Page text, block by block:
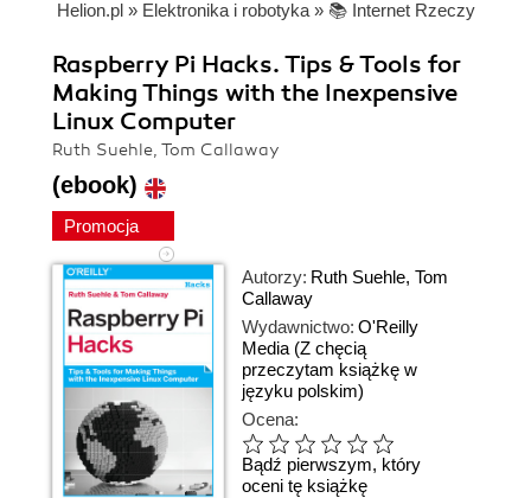
Helion.pl » Elektronika i robotyka » 📚 Internet Rzeczy
Raspberry Pi Hacks. Tips & Tools for
Making Things with the Inexpensive
Linux Computer
Ruth Suehle, Tom Callaway
(ebook)
Promocja
Autorzy: Ruth Suehle, Tom
Callaway
Wydawnictwo: O'Reilly
Media (Z chęcią
przeczytam książkę w
języku polskim)
Ocena:
Bądź pierwszym, który
oceni tę książkę